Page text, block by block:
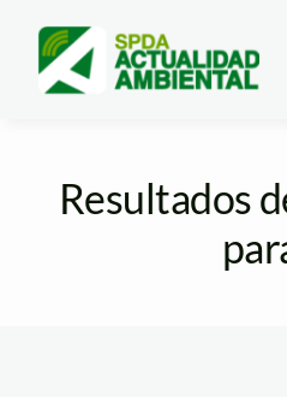
content
Resultados